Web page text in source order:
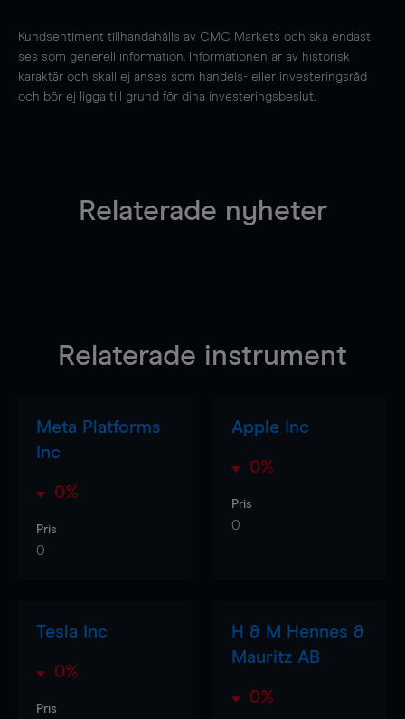
Kundsentiment tillhandahålls av CMC Markets och ska endast
ses som generell information. Informationen är av historisk
karaktär och skall ej anses som handels- eller investeringsråd
och bör ej ligga till grund för dina investeringsbeslut.
Relaterade nyheter
Relaterade instrument
Meta Platforms
Inc
0%
Pris
0
Apple Inc
0%
Pris
0
Tesla Inc
0%
Pris
H & M Hennes &
Mauritz AB
0%